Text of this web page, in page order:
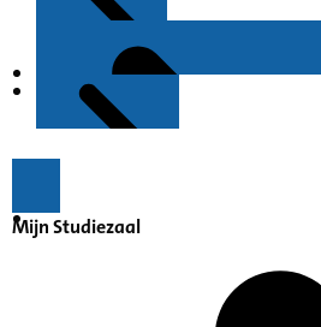
Kenmerken
Inleiding
Inventaris
Mijn Studiezaal